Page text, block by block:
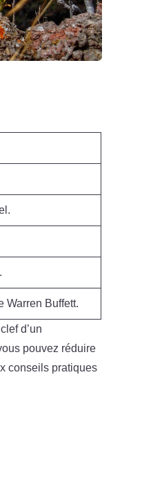
.
Warren Buffett.
d’un
pouvez réduire
conseils pratiques